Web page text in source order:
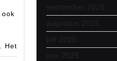
Het
september 2025
augustus 2025
juli 2025
juni 2025